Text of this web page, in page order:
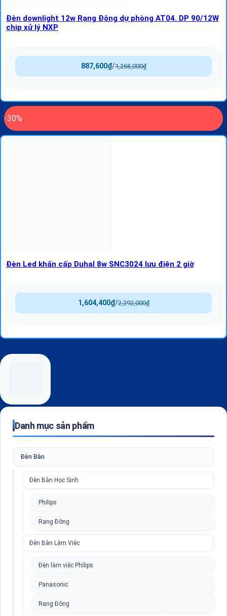
Đèn downlight 12w Rạng Đông dự phòng AT04. DP 90/12W
chip xử lý NXP
1,268,000₫
/
887,600₫
-30%
Đèn Led khẩn cấp Duhal 8w SNC3024 lưu điện 2 giờ
2,292,000₫
/
1,604,400₫
Danh mục sản phẩm
Đèn Bàn
Đèn Bàn Học Sinh
Philips
Rạng Đông
Đèn Bàn Làm Việc
Đèn làm việc Philips
Panasonic
Rạng Đông